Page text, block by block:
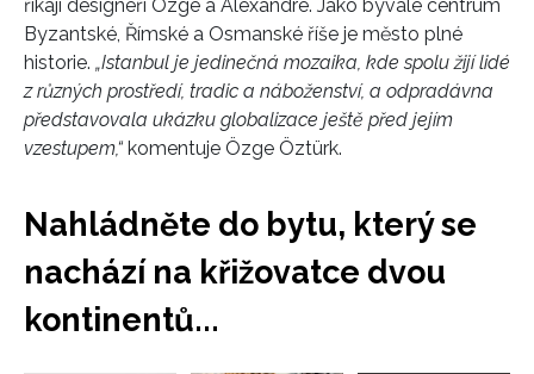
říkají designéři Özge a Alexandre. Jako bývalé centrum
Byzantské, Římské a Osmanské říše je město plné
historie. „Istanbul je jedinečná mozaika, kde spolu žijí lidé
z různých prostředí, tradic a náboženství, a odpradávna
představovala ukázku globalizace ještě před jejím
vzestupem,“ komentuje Özge Öztürk.
Nahládněte do bytu, který se
nachází na křižovatce dvou
kontinentů...